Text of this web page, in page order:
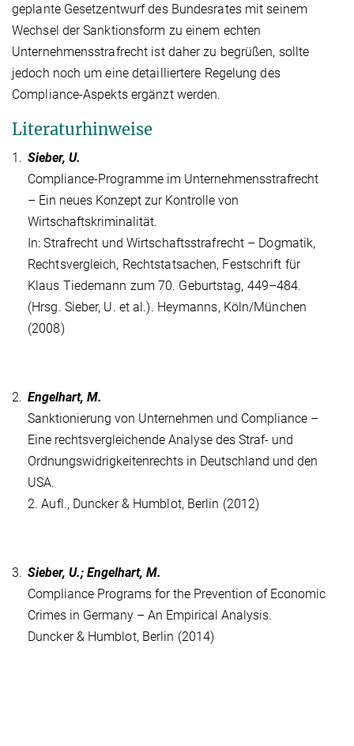
geplante Gesetzentwurf des Bundesrates mit seinem
Wechsel der Sanktionsform zu einem echten
Unternehmensstrafrecht ist daher zu begrüßen, sollte
jedoch noch um eine detailliertere Regelung des
Compliance-Aspekts ergänzt werden.
Literaturhinweise
1. Sieber, U.
Compliance-Programme im Unternehmensstrafrecht
– Ein neues Konzept zur Kontrolle von
Wirtschaftskriminalität.
In: Strafrecht und Wirtschaftsstrafrecht – Dogmatik,
Rechtsvergleich, Rechtstatsachen, Festschrift für
Klaus Tiedemann zum 70. Geburtstag, 449–484.
(Hrsg. Sieber, U. et al.). Heymanns, Köln/München
(2008)
2. Engelhart, M.
Sanktionierung von Unternehmen und Compliance –
Eine rechtsvergleichende Analyse des Straf- und
Ordnungswidrigkeitenrechts in Deutschland und den
USA.
2. Aufl., Duncker & Humblot, Berlin (2012)
3. Sieber, U.; Engelhart, M.
Compliance Programs for the Prevention of Economic
Crimes in Germany – An Empirical Analysis.
Duncker & Humblot, Berlin (2014)